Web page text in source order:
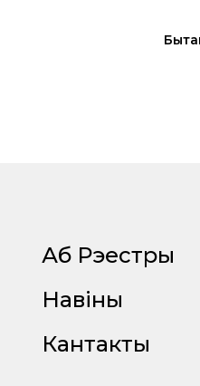
Аб Рэестры
Навіны
Кантакты